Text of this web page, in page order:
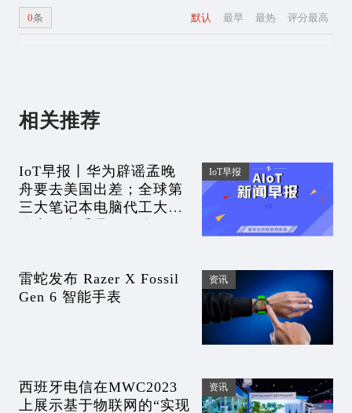
默认 最早 最热 评分最高
0条
相关推荐
IoT早报丨华为辟谣孟晚
舟要去美国出差；全球第
三大笔记本电脑代工大厂
IoT早报
雷蛇发布 Razer X Fossil
Gen 6 智能手表
资讯
西班牙电信在MWC2023
上展示基于物联网的“实现
资讯